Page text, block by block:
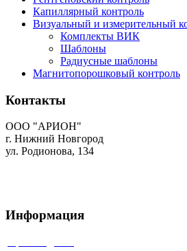
Капиллярный контроль
Визуальный и измерительный
Комплекты ВИК
Шаблоны
Радиусные шаблоны
Магнитопорошковый контроль
Контакты
ООО "АРИОН"
г. Нижний Новгород
ул. Родионова, 134
Информация